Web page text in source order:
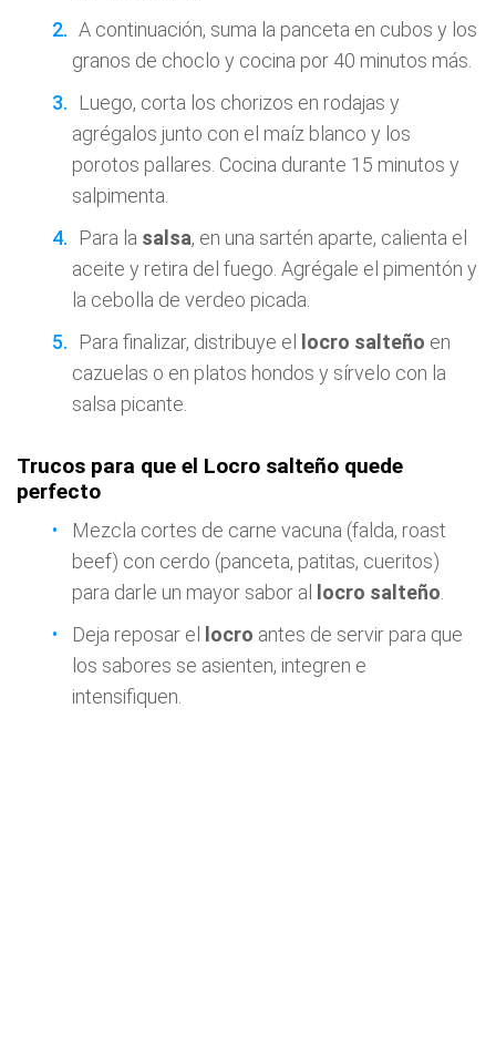
A continuación, suma la panceta en cubos y los
granos de choclo y cocina por 40 minutos más.
Luego, corta los chorizos en rodajas y
agrégalos junto con el maíz blanco y los
porotos pallares. Cocina durante 15 minutos y
salpimenta.
Para la salsa, en una sartén aparte, calienta el
aceite y retira del fuego. Agrégale el pimentón y
la cebolla de verdeo picada.
Para finalizar, distribuye el
locro salteño en
cazuelas o en platos hondos y sírvelo con la
salsa picante.
Trucos para que el Locro salteño quede
perfecto
Mezcla cortes de carne vacuna (falda, roast
beef) con cerdo (panceta, patitas, cueritos)
para darle un mayor sabor al
locro salteño
Deja reposar el
locro antes de servir para que
los sabores se asienten, integren e
intensifiquen.